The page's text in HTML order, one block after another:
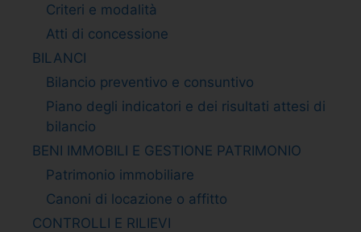
Criteri e modalità
Atti di concessione
BILANCI
Bilancio preventivo e consuntivo
Piano degli indicatori e dei risultati attesi di
bilancio
BENI IMMOBILI E GESTIONE PATRIMONIO
Patrimonio immobiliare
Canoni di locazione o affitto
CONTROLLI E RILIEVI